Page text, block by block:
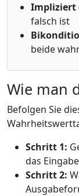
Impliziert
falsch ist
beide
Wie man
Befolgen Sie
Schritt 1:
das
Schritt 2: